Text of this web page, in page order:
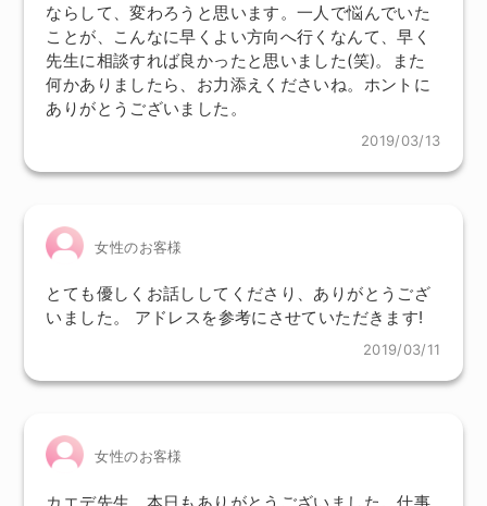
ならして、変わろうと思います。一人で悩んでいた
ことが、こんなに早くよい方向へ行くなんて、早く
先生に相談すれば良かったと思いました(笑)。また
何かありましたら、お力添えくださいね。ホントに
ありがとうございました。
2019/03/13
女性のお客様
とても優しくお話ししてくださり、ありがとうござ
いました。 アドレスを参考にさせていただきます!
2019/03/11
女性のお客様